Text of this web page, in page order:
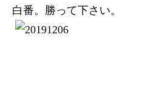
白番。勝って下さい。